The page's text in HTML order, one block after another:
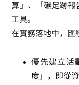
算」、「碳足跡
工具。
在實務落地中，匯
優先建立活
度」，即從